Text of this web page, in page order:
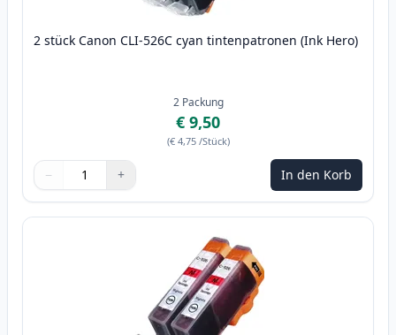
2 stück Canon CLI-526C cyan tintenpatronen (Ink Hero)
2 Packung
€ 9,50
(€ 4,75 /Stück)
Menge
Verwenden Sie die Tasten, um anzupassen
− +
Menge 1 In den Korb